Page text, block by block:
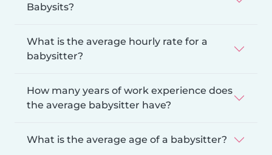
Babysits?
What is the average hourly rate for a
babysitter?
How many years of work experience does
the average babysitter have?
What is the average age of a babysitter?